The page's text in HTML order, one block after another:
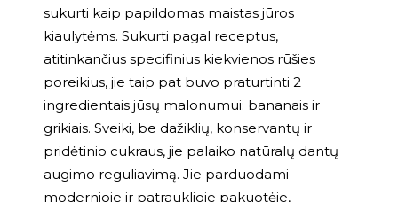
sukurti kaip papildomas maistas jūros
kiaulytėms. Sukurti pagal receptus,
atitinkančius specifinius kiekvienos rūšies
poreikius, jie taip pat buvo praturtinti 2
ingredientais jūsų malonumui: bananais ir
grikiais. Sveiki, be dažiklių, konservantų ir
pridėtinio cukraus, jie palaiko natūralų dantų
augimo reguliavimą. Jie parduodami
modernioje ir patrauklioje pakuotėje,